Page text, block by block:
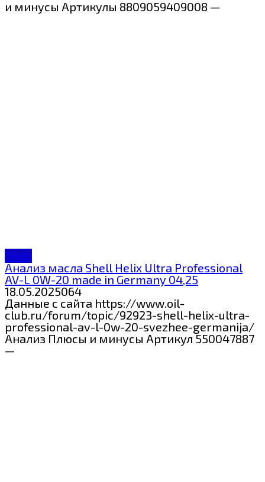
и минусы Артикулы 8809059409008 —
Shell
Анализ масла Shell Helix Ultra Professional
AV-L 0W-20 made in Germany 04,25
18.05.2025064
Данные с сайта https://www.oil-
club.ru/forum/topic/92923-shell-helix-ultra-
professional-av-l-0w-20-svezhee-germanija/
Анализ Плюсы и минусы Артикул 550047887
—